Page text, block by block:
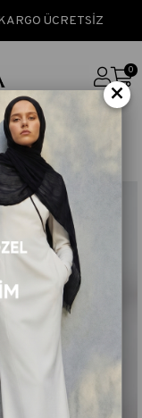
ÜCRETSİZ
0
VİZON
×